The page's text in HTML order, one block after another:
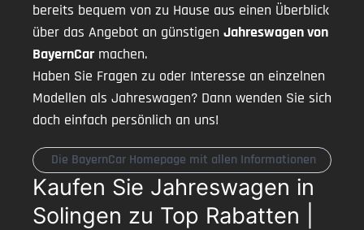
bereits bequem von zu Hause aus einen Überblick
über das Angebot an günstigen Jahreswagen von
BayernCar machen.
Haben Sie Fragen zu oder Interesse an einzelnen
Modellen als Jahreswagen? Dann wenden Sie sich
doch einfach persönlich an uns!
Die BayernCar Homepage mit allen Informationen
Kaufen Sie Jahreswagen in
Solingen zu Top Rabatten |